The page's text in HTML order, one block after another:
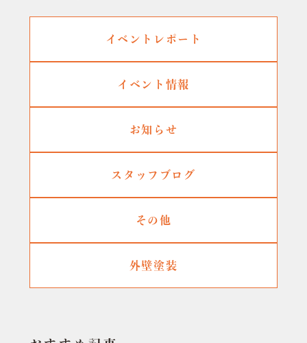
イベントレポート
イベント情報
お知らせ
スタッフブログ
その他
外壁塗装